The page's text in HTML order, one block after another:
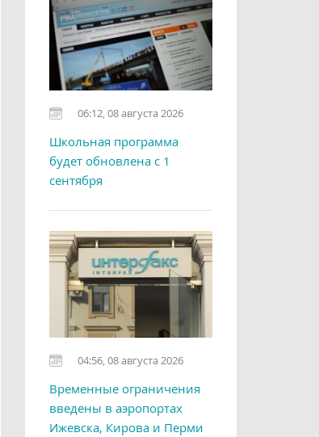
06:12, 08 августа 2026
Школьная программа
будет обновлена с 1
сентября
04:56, 08 августа 2026
Временные ограничения
введены в аэропортах
Ижевска, Кирова и Перми